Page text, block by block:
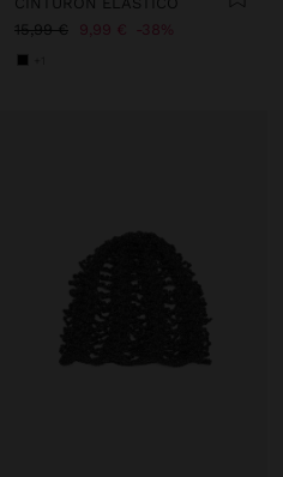
15,99 €
9,99 € 38%